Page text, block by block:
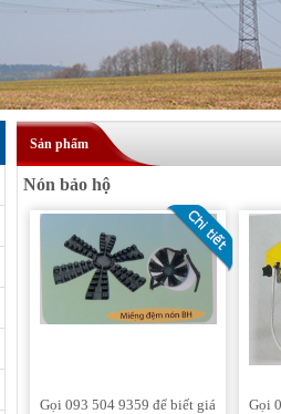
Sản phẩm
Nón bảo hộ
Gọi 093 504 9359 để biết giá Gọi